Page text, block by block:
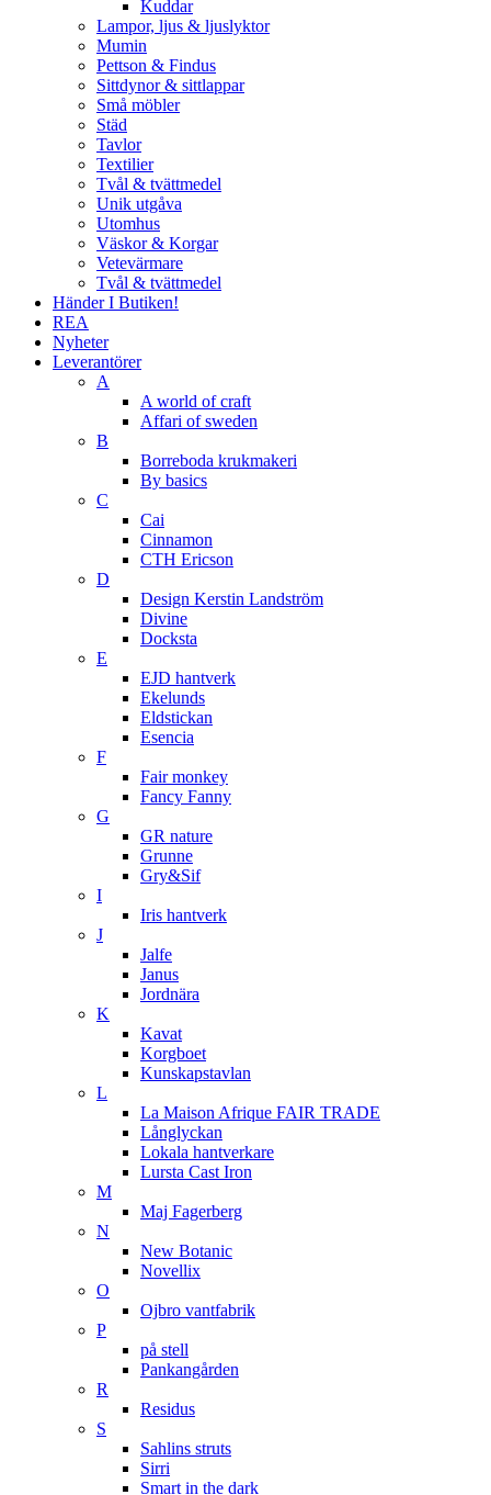
Kuddar
Lampor, ljus & ljuslyktor
Mumin
Pettson & Findus
Sittdynor & sittlappar
Små möbler
Städ
Tavlor
Textilier
Tvål & tvättmedel
Unik utgåva
Utomhus
Väskor & Korgar
Vetevärmare
Tvål & tvättmedel
Händer I Butiken!
REA
Nyheter
Leverantörer
A
A world of craft
Affari of sweden
B
Borreboda krukmakeri
By basics
C
Cai
Cinnamon
CTH Ericson
D
Design Kerstin Landström
Divine
Docksta
E
EJD hantverk
Ekelunds
Eldstickan
Esencia
F
Fair monkey
Fancy Fanny
G
GR nature
Grunne
Gry&Sif
I
Iris hantverk
J
Jalfe
Janus
Jordnära
K
Kavat
Korgboet
Kunskapstavlan
L
La Maison Afrique FAIR TRADE
Långlyckan
Lokala hantverkare
Lursta Cast Iron
M
Maj Fagerberg
N
New Botanic
Novellix
O
Ojbro vantfabrik
P
på stell
Pankangården
R
Residus
S
Sahlins struts
Sirri
Smart in the dark